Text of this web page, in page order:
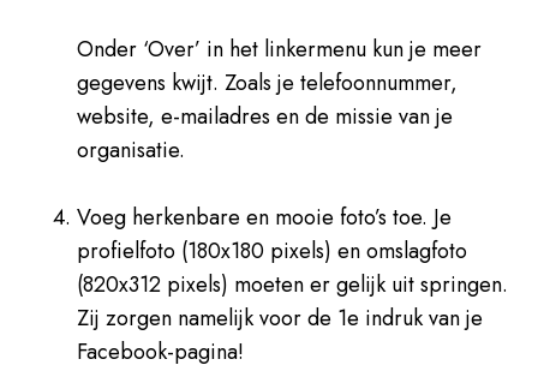
Onder ‘Over’ in het linkermenu kun je meer
gegevens kwijt. Zoals je telefoonnummer,
website, e-mailadres en de missie van je
organisatie.
Voeg herkenbare en mooie foto’s toe. Je
profielfoto (180x180 pixels) en omslagfoto
(820x312 pixels) moeten er gelijk uit springen.
Zij zorgen namelijk voor de 1e indruk van je
Facebook-pagina!